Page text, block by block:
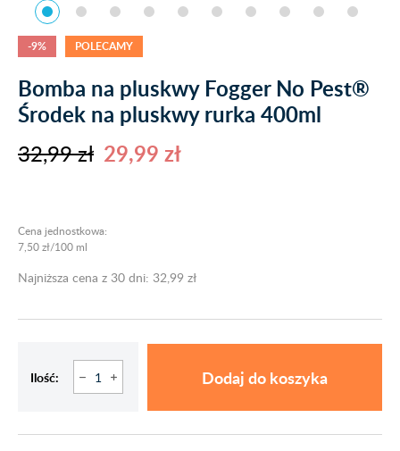
-9% POLECAMY
Bomba na pluskwy Fogger No Pest®
Środek na pluskwy rurka 400ml
32,99 zł 29,99 zł
Cena jednostkowa:
7,50 zł/100 ml
Najniższa cena z 30 dni: 32,99 zł
Ilość: Dodaj do koszyka